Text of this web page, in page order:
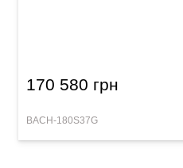
170 580 грн
BACH-180S37G